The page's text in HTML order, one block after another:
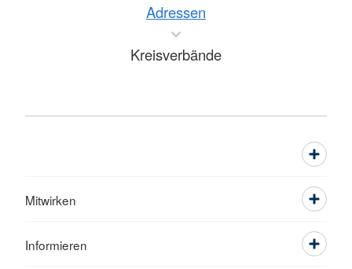
Adressen
Kreisverbände
Mitwirken
Informieren